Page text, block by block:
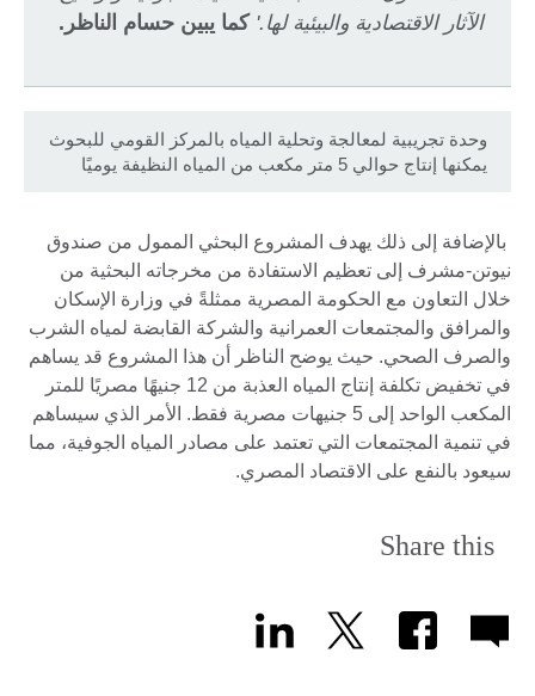
الآثار الاقتصادية والبيئية لها.' كما يبين حسام الناظر.
وحدة تجريبية لمعالجة وتحلية المياه بالمركز القومي للبحوث
يمكنها إنتاج حوالي 5 متر مكعب من المياه النظيفة يوميًا
بالإضافة إلى ذلك يهدف المشروع البحثي الممول من صندوق
نيوتن-مشرف إلى تعظيم الاستفادة من مخرجاته البحثية من
خلال التعاون مع الحكومة المصرية ممثلةً في وزارة الإسكان
والمرافق والمجتمعات العمرانية والشركة القابضة لمياه الشرب
والصرف الصحي. حيث يوضح الناظر أن هذا المشروع قد يساهم
في تخفيض تكلفة إنتاج المياه العذبة من 12 جنيهًا مصريًا للمتر
المكعب الواحد إلى 5 جنيهات مصرية فقط. الأمر الذي سيساهم
في تنمية المجتمعات التي تعتمد على مصادر المياه الجوفية، مما
سيعود بالنفع على الاقتصاد المصري.
Share this